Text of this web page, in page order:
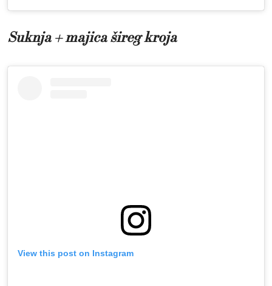
Suknja + majica šireg kroja
View this post on Instagram